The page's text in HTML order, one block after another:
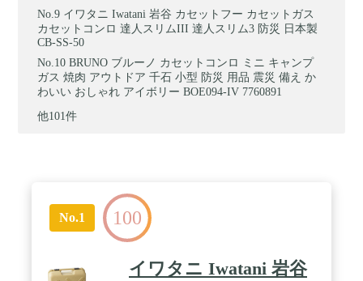
イワタニ Iwatani 岩谷 カセットフー カセットガス
カセットコンロ 達人スリムIII 達人スリム3 防災 日本製
CB-SS-50
BRUNO ブルーノ カセットコンロ ミニ キャンプ
ガス 焼肉 アウトドア 千石 小型 防災 用品 震災 備え か
わいい おしゃれ アイボリー BOE094-IV 7760891
他101件
No.1 100
イワタニ Iwatani 岩谷